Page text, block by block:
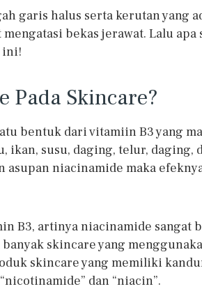
garis halus serta kerutan yang
bekas jerawat. Lalu apa
ini!
Pada Skincare?
bentuk dari vitamiin B3 yang
ikan, susu, daging, telur, daging,
asupan niacinamide maka
B3, artinya niacinamide sangat
skincare yang
skincare yang memiliki
dan “niacin”.